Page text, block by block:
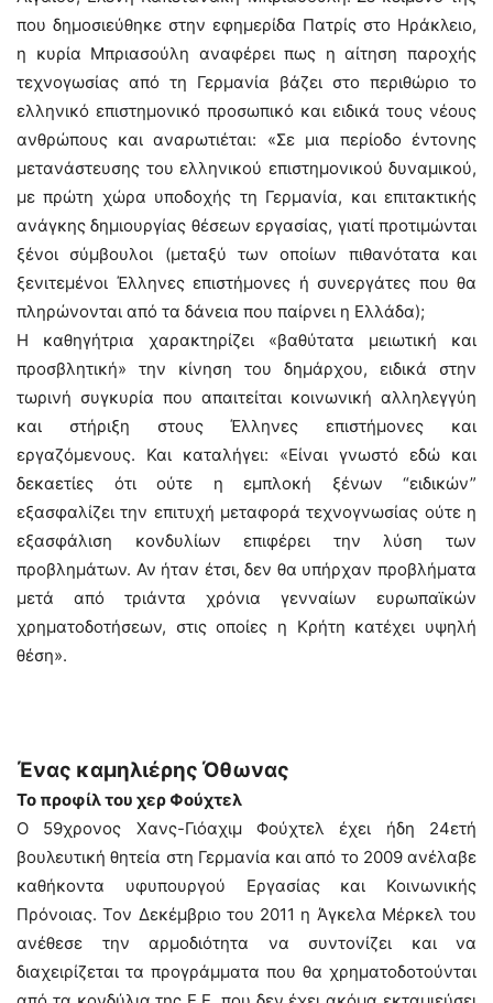
που δημοσιεύθηκε στην εφημερίδα Πατρίς στο Ηράκλειο,
η κυρία Μπριασούλη αναφέρει πως η αίτηση παροχής
τεχνογωσίας από τη Γερμανία βάζει στο περιθώριο το
ελληνικό επιστημονικό προσωπικό και ειδικά τους νέους
ανθρώπους και αναρωτιέται: «Σε μια περίοδο έντονης
μετανάστευσης του ελληνικού επιστημονικού δυναμικού,
με πρώτη χώρα υποδοχής τη Γερμανία, και επιτακτικής
ανάγκης δημιουργίας θέσεων εργασίας, γιατί προτιμώνται
ξένοι σύμβουλοι (μεταξύ των οποίων πιθανότατα και
ξενιτεμένοι Έλληνες επιστήμονες ή συνεργάτες που θα
πληρώνονται από τα δάνεια που παίρνει η Ελλάδα);
Η καθηγήτρια χαρακτηρίζει «βαθύτατα μειωτική και
προσβλητική» την κίνηση του δημάρχου, ειδικά στην
τωρινή συγκυρία που απαιτείται κοινωνική αλληλεγγύη
και στήριξη στους Έλληνες επιστήμονες και
εργαζόμενους. Και καταλήγει: «Είναι γνωστό εδώ και
δεκαετίες ότι ούτε η εμπλοκή ξένων “ειδικών”
εξασφαλίζει την επιτυχή μεταφορά τεχνογνωσίας ούτε η
εξασφάλιση κονδυλίων επιφέρει την λύση των
προβλημάτων. Αν ήταν έτσι, δεν θα υπήρχαν προβλήματα
μετά από τριάντα χρόνια γενναίων ευρωπαϊκών
χρηματοδοτήσεων, στις οποίες η Κρήτη κατέχει υψηλή
θέση».
Ένας καμηλιέρης Όθωνας
Το προφίλ του χερ Φούχτελ
Ο 59χρονος Χανς-Γιόαχιμ Φούχτελ έχει ήδη 24ετή
βουλευτική θητεία στη Γερμανία και από το 2009 ανέλαβε
καθήκοντα υφυπουργού Εργασίας και Κοινωνικής
Πρόνοιας. Τον Δεκέμβριο του 2011 η Άγκελα Μέρκελ του
ανέθεσε την αρμοδιότητα να συντονίζει και να
διαχειρίζεται τα προγράμματα που θα χρηματοδοτούνται